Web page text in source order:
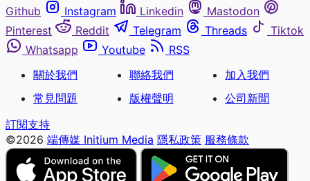
Github
Instagram Linkedin
Mastodon
Pinterest
Reddit Telegram Threads
Tiktok
Whatsapp
Youtube
RSS
關於我們
聯絡我們
加入我們
常見問題
版權聲明
公司新聞
訂閱支持
©2026 端傳媒 Initium Media 隱私政策 服務條款